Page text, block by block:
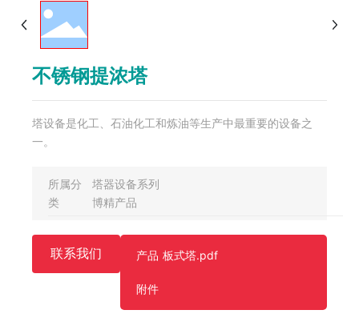
不锈钢提浓塔
塔设备是化工、石油化工和炼油等生产中最重要的设备之
一。
所属分
类
塔器设备系列
博精产品
联系我们 产品
附件
板式塔.pdf